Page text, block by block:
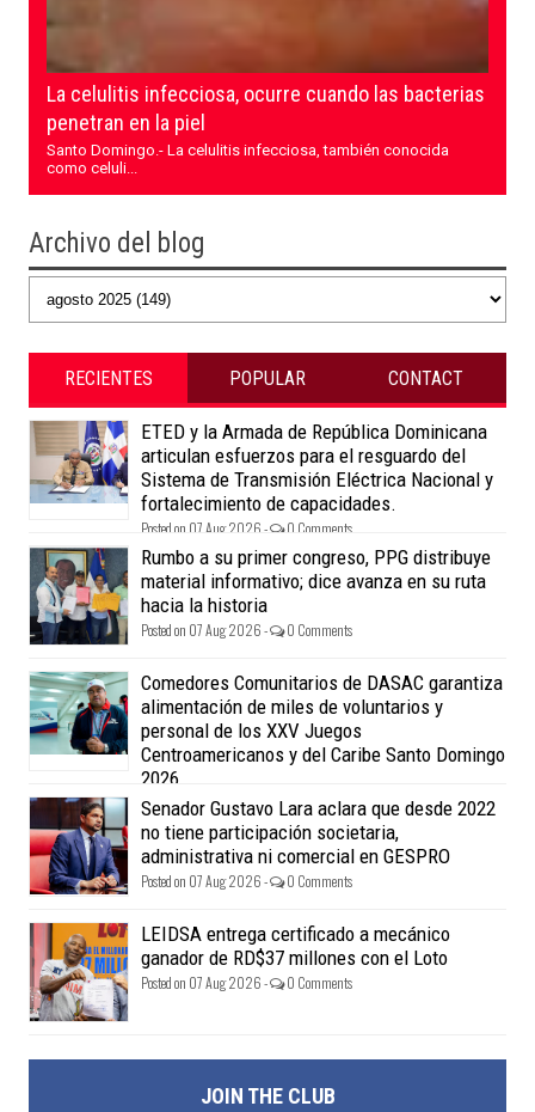
La celulitis infecciosa, ocurre cuando las bacterias
penetran en la piel
Santo Domingo.- La celulitis infecciosa, también conocida
como celuli...
Archivo del blog
RECIENTES POPULAR CONTACT
ETED y la Armada de República Dominicana
articulan esfuerzos para el resguardo del
Sistema de Transmisión Eléctrica Nacional y
fortalecimiento de capacidades.
Posted on 07 Aug 2026 - 0 Comments
Rumbo a su primer congreso, PPG distribuye
material informativo; dice avanza en su ruta
hacia la historia
Posted on 07 Aug 2026 - 0 Comments
Comedores Comunitarios de DASAC garantiza
alimentación de miles de voluntarios y
personal de los XXV Juegos
Centroamericanos y del Caribe Santo Domingo
2026
Posted on 07 Aug 2026 - 0 Comments
Senador Gustavo Lara aclara que desde 2022
no tiene participación societaria,
administrativa ni comercial en GESPRO
Posted on 07 Aug 2026 - 0 Comments
LEIDSA entrega certificado a mecánico
ganador de RD$37 millones con el Loto
Posted on 07 Aug 2026 - 0 Comments
JOIN THE CLUB